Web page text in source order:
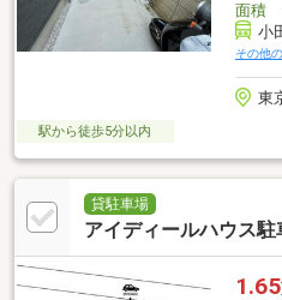
面積
小
その他
東
駅から徒歩5分以内
貸駐車場
アイディールハウス駐
1.65